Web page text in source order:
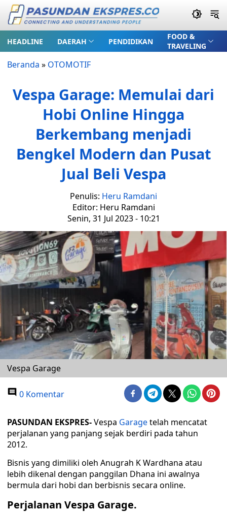
HEADLINE DAERAH PENDIDIKAN
FOOD &
TRAVELING
Beranda » OTOMOTIF
Vespa Garage: Memulai dari
Hobi Online Hingga
Berkembang menjadi
Bengkel Modern dan Pusat
Jual Beli Vespa
Penulis: Heru Ramdani
Editor: Heru Ramdani
Senin, 31 Jul 2023 - 10:21
Vespa Garage
0 Komentar
PASUNDAN EKSPRES-Vespa Garagetelah mencatat
perjalanan yang panjang sejak berdiri pada tahun
2012.
Bisnis yang dimiliki oleh Anugrah K Wardhana atau
lebih dikenal dengan panggilan Dhana ini awalnya
bermula dari hobi dan berbisnis secara online.
Perjalanan Vespa Garage.